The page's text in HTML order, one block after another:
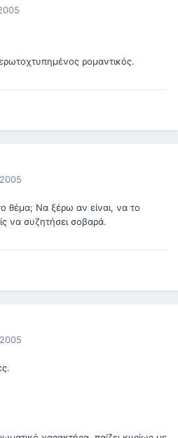
ρομαντικός.
θέμα; Να ξέρω αν είναι, να το
να συζητήσει σοβαρά.